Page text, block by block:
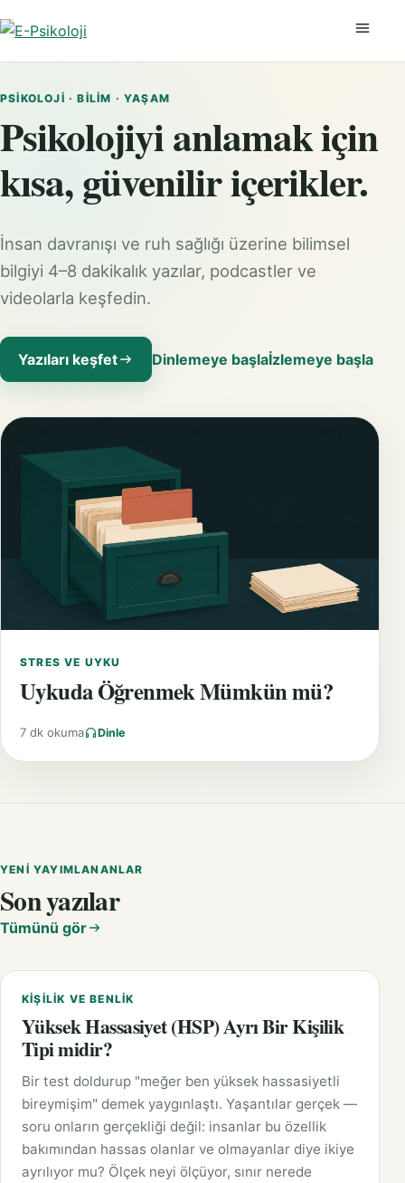
PSIKOLOJI · BILIM · YAŞAM
Psikolojiyi anlamak için
kısa, güvenilir içerikler.
İnsan davranışı ve ruh sağlığı üzerine bilimsel
bilgiyi 4–8 dakikalık yazılar, podcastler ve
videolarla keşfedin.
Yazıları keşfet Dinlemeye başlaİzlemeye başla
STRES VE UYKU
Uykuda Öğrenmek Mümkün mü?
7 dk okuma Dinle
YENI YAYIMLANANLAR
Son yazılar
Tümünü gör
KIŞILIK VE BENLIK
Yüksek Hassasiyet (HSP) Ayrı Bir Kişilik
Tipi midir?
Bir test doldurup "meğer ben yüksek hassasiyetli
bireymişim" demek yaygınlaştı. Yaşantılar gerçek —
soru onların gerçekliği değil: insanlar bu özellik
bakımından hassas olanlar ve olmayanlar diye ikiye
ayrılıyor mu? Ölçek neyi ölçüyor, sınır nerede